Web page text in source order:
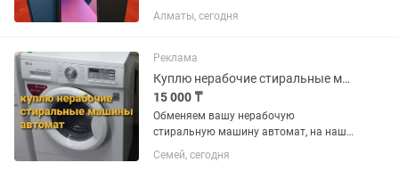
Сами приедем Расчет на месте
Алматы, сегодня
Реклама
Куплю нерабочие стиральные машины автомат
15 000 ₸
Обменяем вашу нерабочую
стиральную машину автомат, на наши
деньги. Сами вывозим. Фото . Берем
только LG или Samsung Остальные не
Семей, сегодня